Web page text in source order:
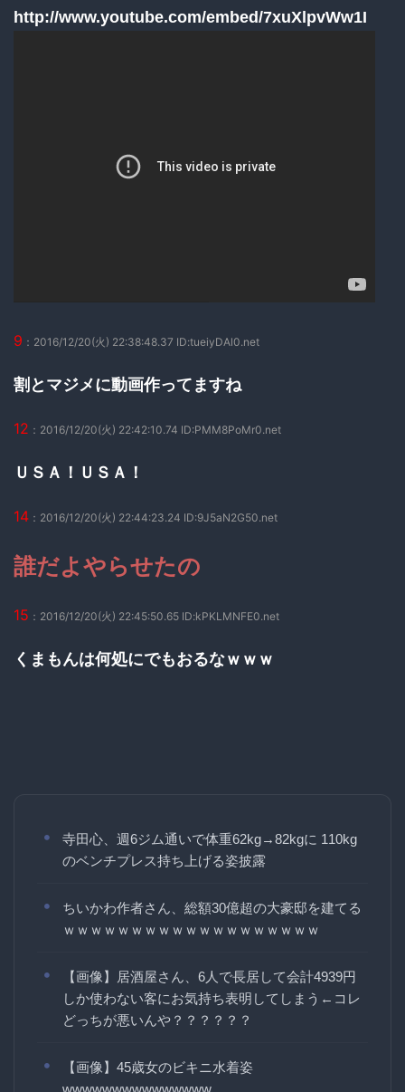
http://www.youtube.com/embed/7xuXlpvWw1I
9 ：2016/12/20(火) 22:38:48.37 ID:tueiyDAl0.net
割とマジメに動画作ってますね
12 ：2016/12/20(火) 22:42:10.74 ID:PMM8PoMr0.net
ＵＳＡ！ＵＳＡ！
14 ：2016/12/20(火) 22:44:23.24 ID:9J5aN2G50.net
誰だよやらせたの
15 ：2016/12/20(火) 22:45:50.65 ID:kPKLMNFE0.net
くまもんは何処にでもおるなｗｗｗ
寺田心、週6ジム通いで体重62kg→82kgに 110kg
のベンチプレス持ち上げる姿披露
ちいかわ作者さん、総額30億超の大豪邸を建てる
ｗｗｗｗｗｗｗｗｗｗｗｗｗｗｗｗｗｗｗ
【画像】居酒屋さん、6人で長居して会計4939円
しか使わない客にお気持ち表明してしまう←コレ
どっちが悪いんや？？？？？？
【画像】45歳女のビキニ水着姿
wwwwwwwwwwwwwww